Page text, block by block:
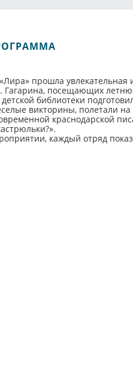
прошла
посещающих
библиотеки
викторины, полетали
краснодарской
каждый отряд